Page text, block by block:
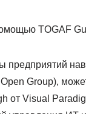
TOGAF
Group),
от Visual